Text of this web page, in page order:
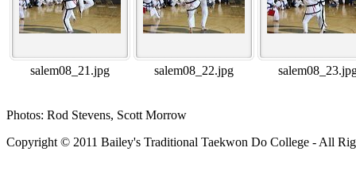
salem08_21.jpg salem08_22.jpg
Photos: Rod Stevens, Scott Morrow
Copyright © 2011 Bailey's Traditional Taekwon Do College - All